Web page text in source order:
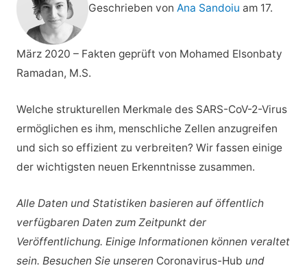
Geschrieben von Ana Sandoiu am 17.
März 2020 – Fakten geprüft von Mohamed Elsonbaty
Ramadan, M.S.
Welche strukturellen Merkmale des SARS-CoV-2-Virus
ermöglichen es ihm, menschliche Zellen anzugreifen
und sich so effizient zu verbreiten? Wir fassen einige
der wichtigsten neuen Erkenntnisse zusammen.
Alle Daten und Statistiken basieren auf öffentlich
verfügbaren Daten zum Zeitpunkt der
Veröffentlichung. Einige Informationen können veraltet
sein. Besuchen Sie unseren Coronavirus-Hub und